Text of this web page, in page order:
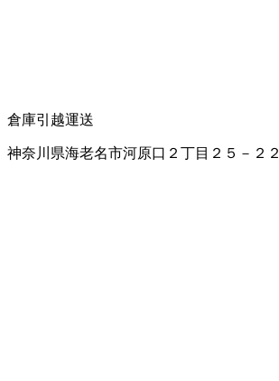
倉庫引越運送
神奈川県海老名市河原口２丁目２５－２２